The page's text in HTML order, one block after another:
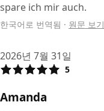
spare ich mir auch.
한국어로 번역됨 · 원문 보기
2026년 7월 31일
5
Amanda